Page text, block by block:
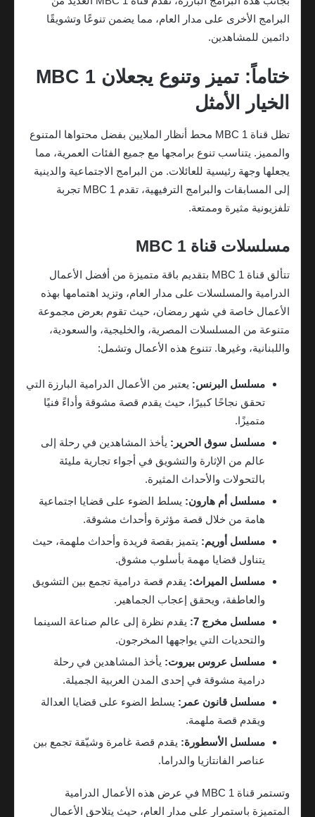
البرامج الأخرى على مدار العام، مما يضمن تنوعًا وتشويقًا
دائمين للمشاهدين.
ختاماً: تميز وتنوع يجعلان MBC 1
الخيار الأمثل
تظل قناة MBC 1 محط أنظار الملايين بفضل محتواها المتنوع
والمميز. يتناسب تنوع برامجها مع جميع الفئات العمرية، مما
يجعلها وجهة رئيسية للعائلات. من البرامج الاجتماعية والدينية
إلى المسابقات والبرامج الترفيهية، تقدم MBC 1 تجربة
تلفزيونية مثيرة وممتعة.
مسلسلات قناة MBC 1
تتألق قناة MBC 1 بتقديم باقة متميزة من أفضل الأعمال
الدرامية والمسلسلات على مدار العام، وتزيد اهتمامها بهذه
الأعمال خاصة في شهر رمضان، حيث تقوم بعرض مجموعة
متنوعة من المسلسلات المصرية، والخليجية، والسعودية،
واللبنانية، وغيرها. تتنوع هذه الأعمال وتشمل:
مسلسل البرنس: يعتبر من الأعمال الدرامية البارزة التي
تحقق نجاحًا كبيرًا، حيث يقدم قصة مشوقة وأداءً فنيًا
متميزًا.
مسلسل سوق الحرير: يأخذ المشاهدين في رحلة إلى
عالم من الإثارة والتشويق في أجواء تجارية مليئة
بالتحولات والأحداث المثيرة.
مسلسل أم هارون: يسلط الضوء على قضايا اجتماعية
هامة من خلال قصة مؤثرة وأحداث مشوقة.
مسلسل أوريم: يتميز بقصة فريدة وأحداث ملهمة، حيث
يتناول قضايا مهمة بأسلوب مشوق.
مسلسل الميراث: يقدم قصة درامية تجمع بين التشويق
والعاطفة، ويحقق إعجاب الجماهير.
مسلسل مخرج 7:
يقدم نظرة إلى عالم صناعة السينما
والتحديات التي يواجهها المخرجون.
مسلسل عروس بيروت: يأخذ المشاهدين في رحلة
درامية مشوقة في إحدى المدن العربية الجميلة.
مسلسل قانون عمر: يسلط الضوء على قضايا العدالة
ويقدم قصة ملهمة.
مسلسل الأسطورة: يقدم قصة غامرة وشيّقة تجمع بين
عناصر الفانتازيا والدراما.
وتستمر قناة MBC 1 في عرض هذه الأعمال الدرامية
المتميزة باستمرار على مدار العام، حيث يتلاحق الأعمال